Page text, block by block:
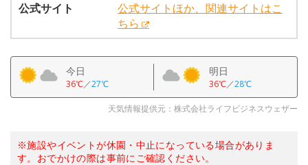
公式サイト
公式サイトほか、関連サイトはこ
ちら
今日
36℃／27℃
明日
36℃／28℃
天気情報提供元：株式会社ライフビジネスウェザー
※施設やイベントが休園・中止になっている場合がありま
す。おでかけの際は事前にご確認ください。